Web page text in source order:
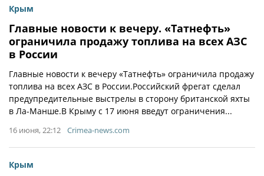
Крым
Главные новости к вечеру. «Татнефть»
ограничила продажу топлива на всех АЗС
в России
Главные новости к вечеру «Татнефть» ограничила продажу
топлива на всех АЗС в России.Российский фрегат сделал
предупредительные выстрелы в сторону британской яхты
в Ла-Манше.В Крыму с 17 июня введут ограничения...
16 июня, 22:12 Crimea-news.com
Крым